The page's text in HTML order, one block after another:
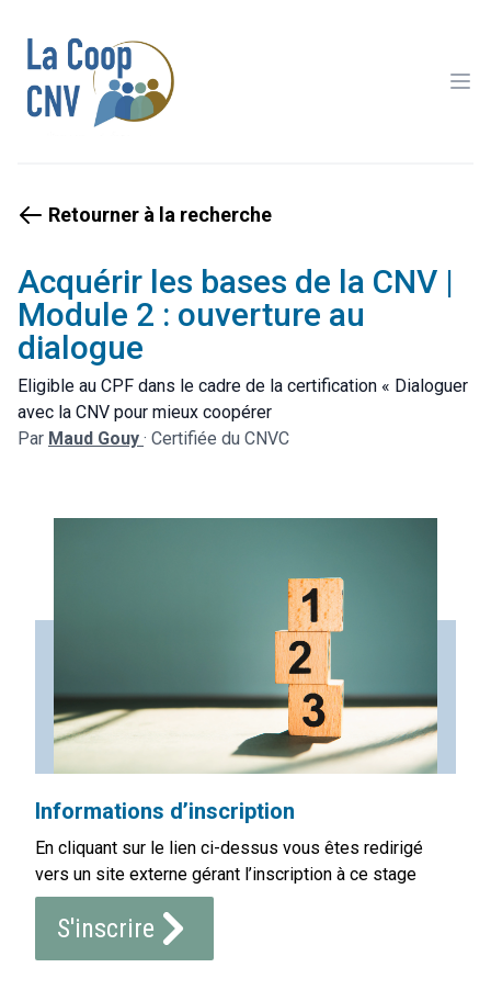
Retourner à la recherche
Acquérir les bases de la CNV |
Module 2 : ouverture au
dialogue
Eligible au CPF dans le cadre de la certification « Dialoguer
avec la CNV pour mieux coopérer
Par Maud Gouy · Certifiée du CNVC
Informations d’inscription
En cliquant sur le lien ci-dessus vous êtes redirigé
vers un site externe gérant l’inscription à ce stage
S'inscrire